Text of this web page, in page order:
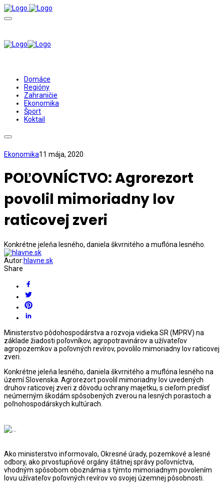
Domáce
Regióny
Zahraničie
Ekonomika
Šport
Koktail
Ekonomika11 mája, 2020
POĽOVNÍCTVO: Agrorezort
povolil mimoriadny lov
raticovej zveri
Konkrétne jeleňa lesného, daniela škvrnitého a muflóna lesného.
Autor:hlavne.sk
Share
Ministerstvo pôdohospodárstva a rozvoja vidieka SR (MPRV) na
základe žiadosti poľovníkov, agropotravinárov a užívateľov
agropozemkov a poľovných revírov, povolilo mimoriadny lov raticovej
zveri.
Konkrétne jeleňa lesného, daniela škvrnitého a muflóna lesného na
území Slovenska. Agrorezort povolil mimoriadny lov uvedených
druhov raticovej zveri z dôvodu ochrany majetku, s cieľom predísť
neúmerným škodám spôsobených zverou na lesných porastoch a
poľnohospodárskych kultúrach.
Ako ministerstvo informovalo, Okresné úrady, pozemkové a lesné
odbory, ako prvostupňové orgány štátnej správy poľovníctva,
vhodným spôsobom oboznámia s týmto mimoriadnym povolením
lovu užívateľov poľovných revírov vo svojej územnej pôsobnosti.